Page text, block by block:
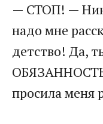
— СТОП! —
надо мне
детство! Да,
ОБЯЗАННОСТЬ
просила меня